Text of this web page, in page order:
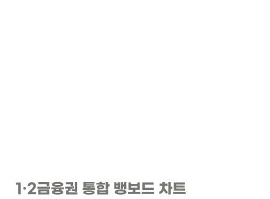
1 ·2금융권 통합 뱅보드 차트